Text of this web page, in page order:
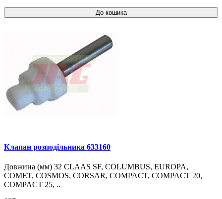
До кошика
Клапан розподільника 633160
Довжина (мм) 32 CLAAS SF, COLUMBUS, EUROPA,
COMET, COSMOS, CORSAR, COMPACT, COMPACT 20,
COMPACT 25, ..